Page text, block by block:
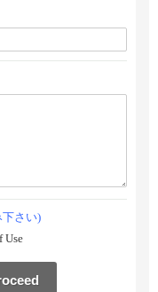
下さい)
Use